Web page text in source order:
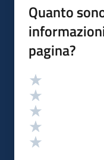
Quanto
pagina?
Valutazione